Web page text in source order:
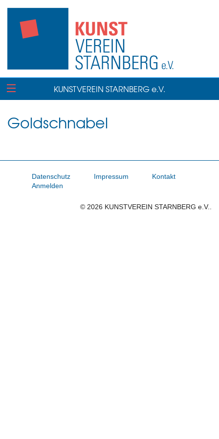
KUNSTVEREIN STARNBERG e.V.
Goldschnabel
Datenschutz Impressum
Kontakt
Anmelden
© 2026 KUNSTVEREIN STARNBERG e.V..